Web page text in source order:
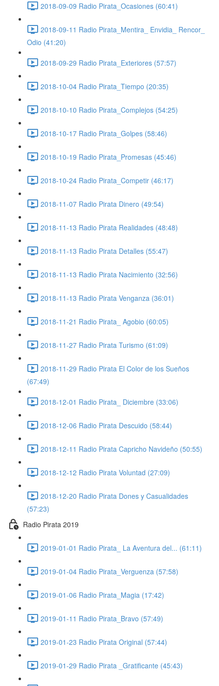
2018-09-09 Radio Pirata_Ocasiones (60:41)
2018-09-11 Radio Pirata_Mentira_ Envidia_ Rencor_
Odio (41:20)
2018-09-29 Radio Pirata_Exteriores (57:57)
2018-10-04 Radio Pirata_Tiempo (20:35)
2018-10-10 Radio Pirata_Complejos (54:25)
2018-10-17 Radio Pirata_Golpes (58:46)
2018-10-19 Radio Pirata_Promesas (45:46)
2018-10-24 Radio Pirata_Competir (46:17)
2018-11-07 Radio Pirata Dinero (49:54)
2018-11-13 Radio Pirata Realidades (48:48)
2018-11-13 Radio Pirata Detalles (55:47)
2018-11-13 Radio Pirata Nacimiento (32:56)
2018-11-13 Radio Pirata Venganza (36:01)
2018-11-21 Radio Pirata_ Agobio (60:05)
2018-11-27 Radio Pirata Turismo (61:09)
2018-11-29 Radio Pirata El Color de los Sueños
(67:49)
2018-12-01 Radio Pirata_ Diciembre (33:06)
2018-12-06 Radio Pirata Descuido (58:44)
2018-12-11 Radio Pirata Capricho Navideño (50:55)
2018-12-12 Radio Pirata Voluntad (27:09)
2018-12-20 Radio Pirata Dones y Casualidades
(57:23)
Radio Pirata 2019
2019-01-01 Radio Pirata_ La Aventura del... (61:11)
2019-01-04 Radio Pirata_Verguenza (57:58)
2019-01-06 Radio Pirata_Magia (17:42)
2019-01-11 Radio Pirata_Bravo (57:49)
2019-01-23 Radio Pirata Original (57:44)
2019-01-29 Radio Pirata _Gratificante (45:43)